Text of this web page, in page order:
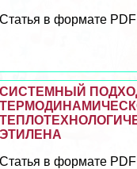
Статья в формате
СИСТЕМНЫЙ
ЭТИЛЕНА
Статья в формате